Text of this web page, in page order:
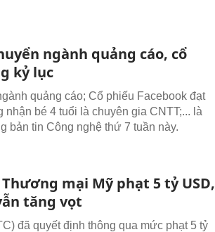
ngành quảng cáo, cổ
kỷ lục
quảng cáo; Cổ phiếu Facebook đạt
bé 4 tuổi là chuyên gia CNTT;... là
bản tin Công nghệ thứ 7 tuần này.
mại Mỹ phạt 5 tỷ USD,
tăng vọt
đã quyết định thông qua mức phạt 5 tỷ